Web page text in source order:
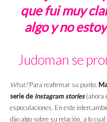
que fui muy
algo y no
Judoman se
What?Para reafirmar su punto,
serie deInstagram stories(ahora
especulaciones. En este
dijo algo sobre su relación, a lo